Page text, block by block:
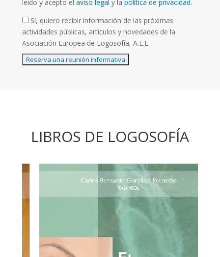
leído y acepto el aviso legal y la política de privacidad.
Sí, quiero recibir información de las próximas
actividades públicas, artículos y novedades de la
Asociación Europea de Logosofía, A.E.L.
LIBROS DE LOGOSOFÍA